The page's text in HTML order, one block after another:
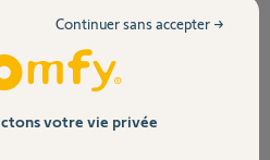
de mon compte
sur mon téléphone,.
votre vie privée
Continuer sans accepter →